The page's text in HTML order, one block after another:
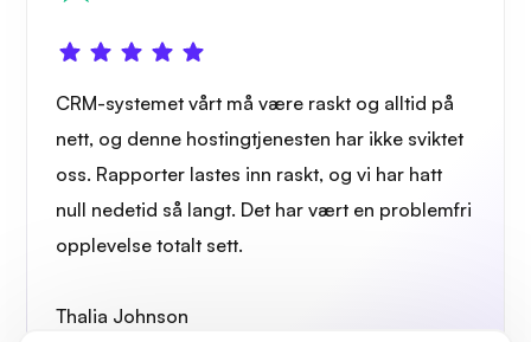
CRM-systemet vårt må være raskt og alltid på
nett, og denne hostingtjenesten har ikke sviktet
oss. Rapporter lastes inn raskt, og vi har hatt
null nedetid så langt. Det har vært en problemfri
opplevelse totalt sett.
Thalia Johnson